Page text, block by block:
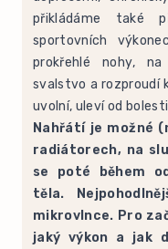
přikládáme také
sportovních
prokřehlé nohy,
svalstvo a rozproudí
uvolní, uleví od
Nahřátí je možné
radiátorech, na
se poté během
těla.
mikrovlnce. Pro
jaký výkon a jak